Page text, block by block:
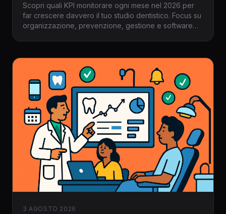
Scopri quali KPI monitorare ogni mese nel 2026 per
far crescere davvero il tuo studio dentistico. Focus su
organizzazione, prevenzione, gestione e software
3 AGOSTO 2026